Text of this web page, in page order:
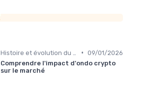
• 09/01/2026
Comprendre l'impact d'ondo crypto
sur le marché